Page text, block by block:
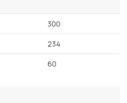
300
234
60